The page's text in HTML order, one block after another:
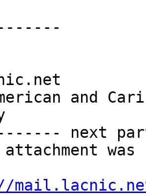
and
next
attachment